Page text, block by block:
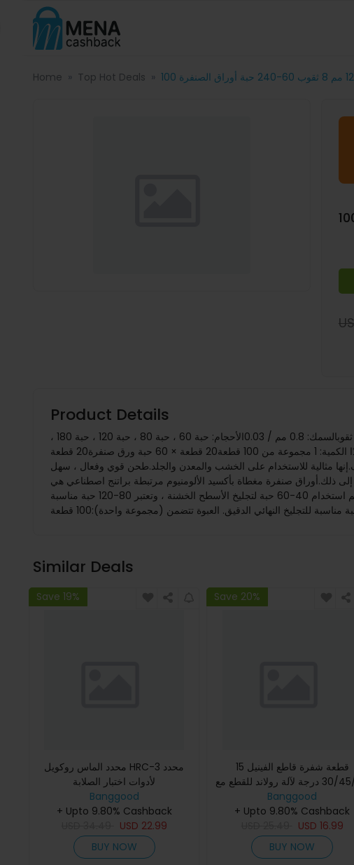
Home Top Hot Deals
Product Details
وصف:100 قطعة أقراص رملية 125 مم 8 ثقوب 60-240 حبة أوراق الصنفرة تخصيص:المادة: أكسيد الألومنيومالقطر: 125 ممثقوب: 8 ثقوبالسمك: 0.8 مم / 0.03الأحجام: حبة 60 ، حبة 80 ، حبة 120 ، حبة 180 ،
حبة 240نطاق الطمس: خشن جدًا - خشن - متوسط ​​- ناعم - ناعم جدًا الكمية: 1 مجموعة من 100 قطعة20 قطعة × 60 حبة ورق صنفرة20 قطعة x ورق صنفرة بحبيبة 80ورق صنفرة بحبيبات 120 لكل 20
تصميم جميع الأوراق للاستخدام الجاف.إنها مثالية للاستخدام على الخشب والمعدن والجلد.طحن قوي وفعال ، سهل
ذلك.أوراق صنفرة مغطاة بأكسيد الألومنيوم مرتبطة براتنج اصطناعي هي
الاختيار الأمثل للعمل على جميع أنواع الخشب والمواد المستندة إلى الخشب والمعدن ، من الصنفرة الخشنة إلى الصنفرة الدقيقة.يتم استخدام 40-60 حبة لتجليخ الأسطح الخشنة ، وتعتبر 80-120 حبة مناسبة
Similar Deals
Save 19%
محدد الماس روكويل HRC-3 محدد
لأدوات اختبار الصلابة
Banggood
+ Upto 9.80% Cashback
USD 22.99
BUY NOW
Save 20%
15 قطعة شفرة قاطع الفينيل
30/45/60 درجة لآلة رولاند للقطع مع
حامل
Banggood
+ Upto 9.80% Cashback
USD 16.99
BUY NOW